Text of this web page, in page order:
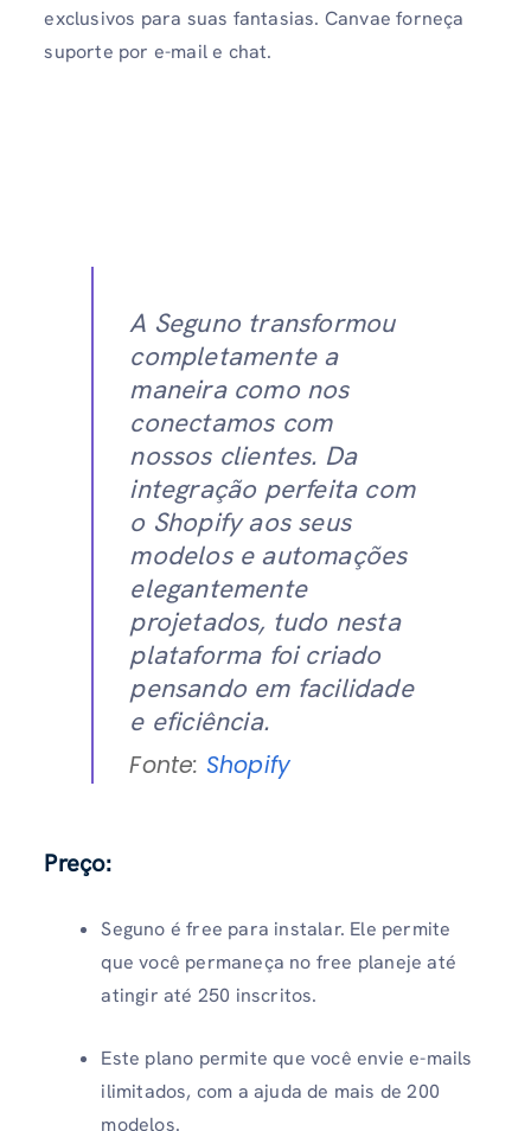
exclusivos para suas fantasias. Canvae forneça
suporte por e-mail e chat.
A Seguno transformou
completamente a
maneira como nos
conectamos com
nossos clientes. Da
integração perfeita com
o Shopify aos seus
modelos e automações
elegantemente
projetados, tudo nesta
plataforma foi criado
pensando em facilidade
e eficiência.
Fonte: Shopify
Preço:
Seguno é free para instalar. Ele permite
que você permaneça no free planeje até
atingir até 250 inscritos.
Este plano permite que você envie e-mails
ilimitados, com a ajuda de mais de 200
modelos.